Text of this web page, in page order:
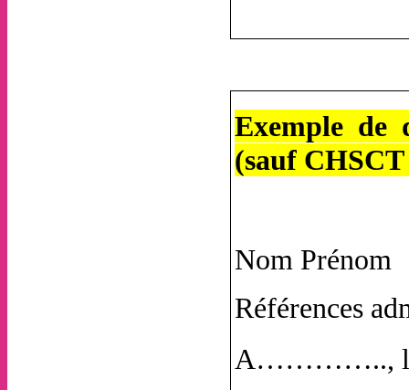
Exemple de
(sauf
Nom Prénom
Références
A…………..,